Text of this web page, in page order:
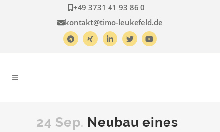
+49 3731 41 93 86 0
kontakt@timo-leukefeld.de
24 Sep. Neubau eines